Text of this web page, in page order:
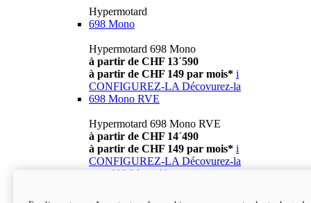
Hypermotard
698 Mono
Hypermotard 698 Mono
à partir de CHF 13´590
à partir de CHF 149 par mois* i
CONFIGUREZ-LA Décovurez-la
698 Mono RVE
Hypermotard 698 Mono RVE
à partir de CHF 14´490
à partir de CHF 149 par mois* i
CONFIGUREZ-LA Décovurez-la
698 Mono Nera
Hypermotard 698 Mono Nera